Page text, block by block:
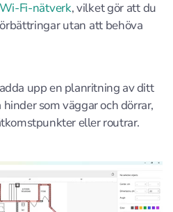
Fi-nätverk, vilket gör att du
utan att behöva
upp en planritning av ditt
som väggar och dörrar,
eller routrar.